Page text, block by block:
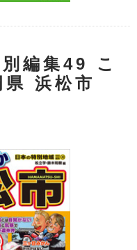
編集49 こ
浜松市